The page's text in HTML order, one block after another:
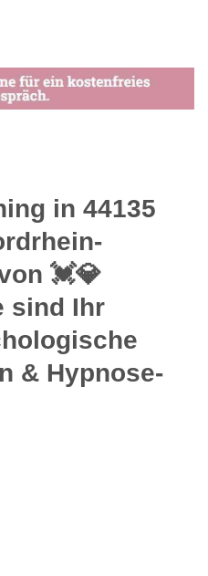
in 44135
💓️💎
sind Ihr
& Hypnose-